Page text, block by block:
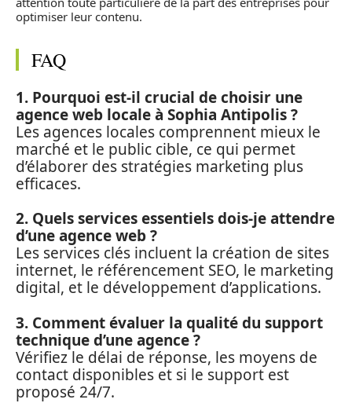
optimiser leur contenu.
FAQ
1. Pourquoi est-il crucial de choisir une
agence web locale à Sophia Antipolis ?
Les agences locales comprennent mieux le
marché et le public cible, ce qui permet
d’élaborer des stratégies marketing plus
efficaces.
2. Quels services essentiels dois-je attendre
d’une agence web ?
Les services clés incluent la création de sites
internet, le référencement SEO, le marketing
digital, et le développement d’applications.
3. Comment évaluer la qualité du support
technique d’une agence ?
Vérifiez le délai de réponse, les moyens de
contact disponibles et si le support est
proposé 24/7.